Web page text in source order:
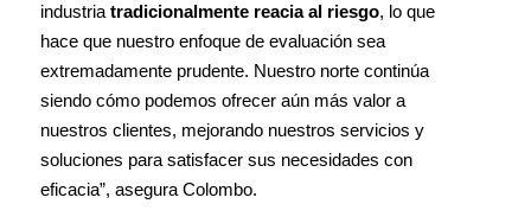
industria tradicionalmente reacia al riesgo, lo que
hace que nuestro enfoque de evaluación sea
extremadamente prudente. Nuestro norte continúa
siendo cómo podemos ofrecer aún más valor a
nuestros clientes, mejorando nuestros servicios y
soluciones para satisfacer sus necesidades con
eficacia”, asegura Colombo.